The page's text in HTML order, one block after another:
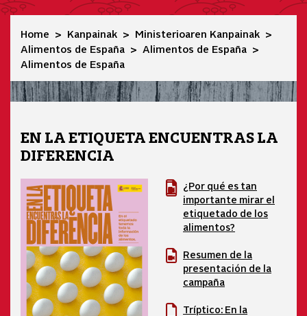
Home Kanpainak
Ministerioaren Kanpainak
Alimentos de España
Alimentos de España
Alimentos de España
EN LA ETIQUETA ENCUENTRAS LA
DIFERENCIA
¿Por qué es tan
importante mirar el
etiquetado de los
alimentos?
Resumen de la
presentación de la
campaña
Tríptico: En la